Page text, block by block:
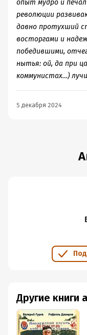
опыт мудро и
революции
давно протухший
восторгами и
победившими,
нытья: ой, да при
коммунистах…)
5 декабря 2024
Другие книги